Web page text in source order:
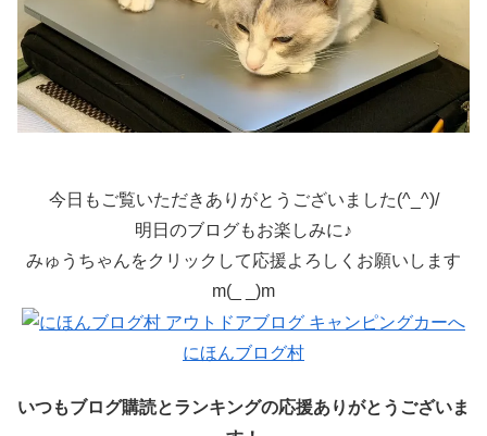
今日もご覧いただきありがとうございました(^_^)/
明日のブログもお楽しみに♪
みゅうちゃんをクリックして応援よろしくお願いします
m(_ _)m
にほんブログ村
いつもブログ購読とランキングの応援ありがとうございま